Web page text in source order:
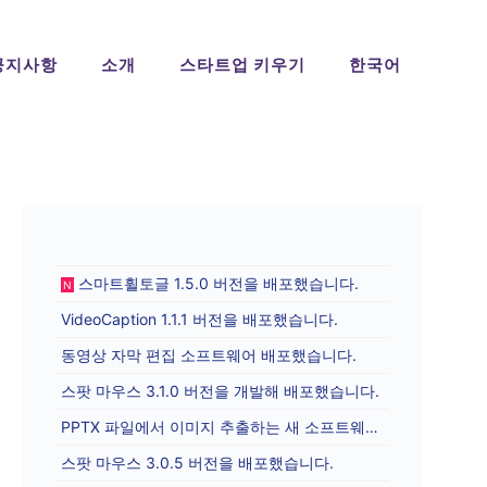
지사항 소개 스타트업 키우기 한국어
N
스마트휠토글 1.5.0 버전을 배포했습니다.
VideoCaption 1.1.1 버전을 배포했습니다.
동영상 자막 편집 소프트웨어 배포했습니다.
스팟 마우스 3.1.0 버전을 개발해 배포했습니다.
PPTX 파일에서 이미지 추출하는 새 소프트웨어를 배포합니다.
스팟 마우스 3.0.5 버전을 배포했습니다.